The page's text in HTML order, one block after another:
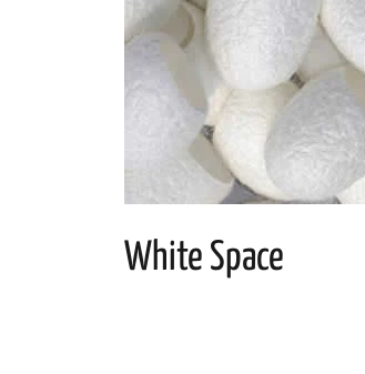
White Space